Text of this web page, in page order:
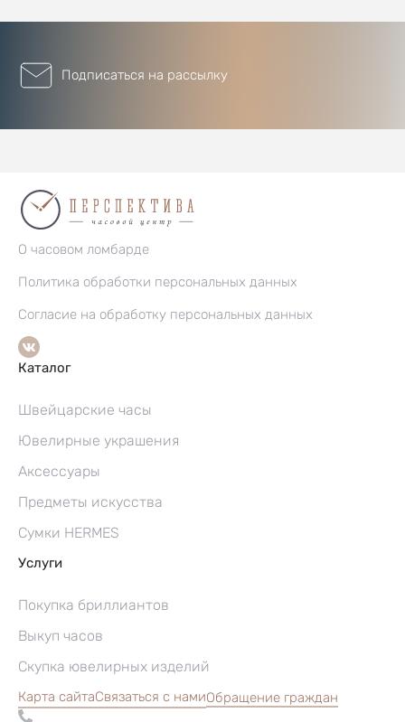
Подписаться на рассылку
О часовом ломбарде
Политика обработки персональных данных
Согласие на обработку персональных данных
Каталог
Швейцарские часы
Ювелирные украшения
Аксессуары
Предметы искусства
Сумки HERMES
Услуги
Покупка бриллиантов
Выкуп часов
Скупка ювелирных изделий
Карта сайтаСвязаться с намиОбращение граждан